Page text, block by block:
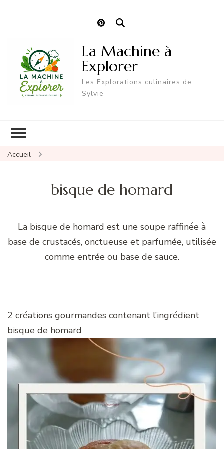
La Machine à
Explorer
Les Explorations culinaires de
Sylvie
Accueil
bisque de homard
La bisque de homard est une soupe raffinée à
base de crustacés, onctueuse et parfumée, utilisée
comme entrée ou base de sauce.
2 créations gourmandes contenant l’ingrédient
bisque de homard